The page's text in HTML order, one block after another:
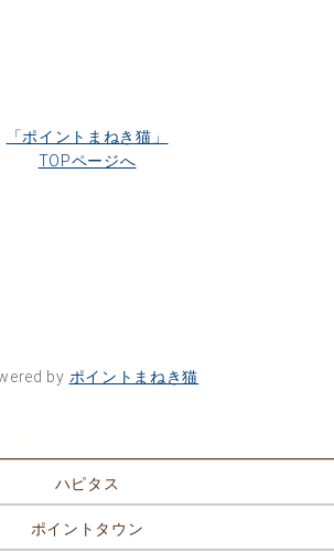
「ポイントまねき猫」
TOPページへ
by ポイントまねき猫
ハピタス
ポイントタウン